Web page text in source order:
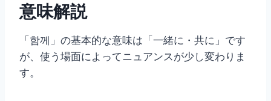
意味解説
「함께」の基本的な意味は「一緒に・共に」です
が、使う場面によってニュアンスが少し変わりま
す。